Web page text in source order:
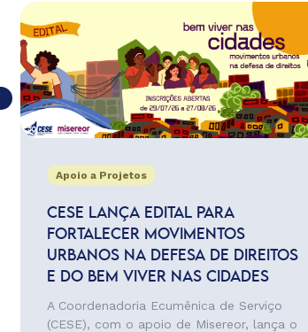
Apoio a Projetos
CESE LANÇA EDITAL PARA
FORTALECER MOVIMENTOS
URBANOS NA DEFESA DE DIREITOS
E DO BEM VIVER NAS CIDADES
A Coordenadoria Ecumênica de Serviço
(CESE), com o apoio de Misereor, lança o